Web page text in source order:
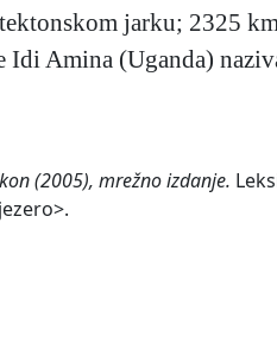
jarku; 2325
Amina (Uganda)
(2005), mrežno izdanje.